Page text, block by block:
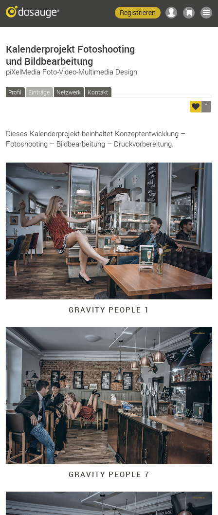
Registrieren
Kalenderprojekt Fotoshooting
und Bildbearbeitung
piXelMedia Foto-Video-Multimedia Design
Profil Einträge Netzwerk Kontakt
1
Dieses Kalenderprojekt beinhaltet Konzeptentwicklung –
Fotoshooting – Bildbearbeitung – Druckvorbereitung.
GRAVITY PEOPLE 1
GRAVITY PEOPLE 7